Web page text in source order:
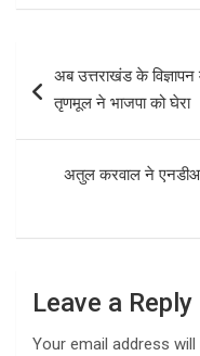
ce
o
o
k
st
o
d
n
ail
navigation
अब उत्तराखंड के
तृणमूल ने भाजपा को घेरा
अतुल करवाल ने
Leave a Reply
Your email address